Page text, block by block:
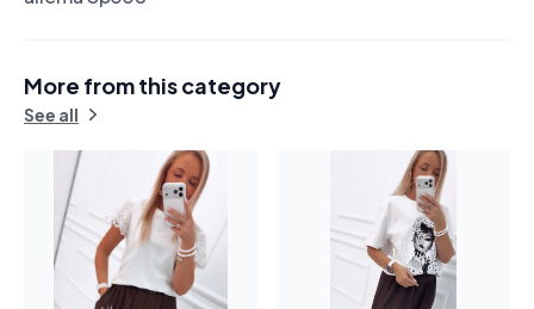
More from this category
See all